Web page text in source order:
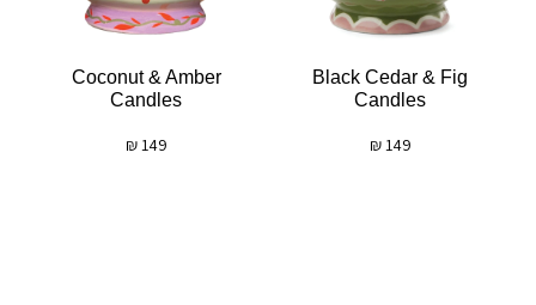
Black Cedar & Fig
Candles
149
₪
Coconut & Amber
Candles
149
₪